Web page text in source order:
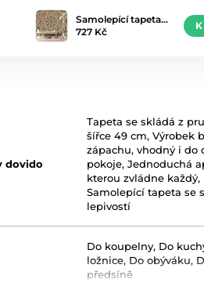
Samolepící tapeta…
727 Kč
dovido
Tapeta se skládá z
šířce 49 cm,Výrobek
zápachu, vhodný i do
pokoje,Jednoduchá
kterou zvládne každý,
Samolepící tapeta se
lepivostí
Do koupelny, Do
ložnice, Do obýváku,
předsíně